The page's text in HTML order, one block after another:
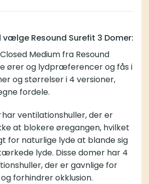
vælge Resound Surefit 3 Domer:
Medium fra Resound
ører og lydpræferencer og fås i
og størrelser i 4 versioner,
fordele.
har ventilationshuller, der er
at blokere øregangen, hvilket
for naturlige lyde at blande sig
lyde. Disse domer har 4
der er gavnlige for
forhindrer okklusion.